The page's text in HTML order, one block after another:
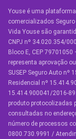
SEGUROS
Seguro Auto
Seguro Auto para
Seguro por Marcas
Seguro Residencial
Seguro de Vida
Manual de
Youse é uma
comercializados
Vida Youse são
CNPJ nº 34.020.354/
Bloco E, CEP
representa aprovação
SUSEP Seguro Auto nº
Residencial nº
15.414.900041/2016-
produto protocolizadas
consultadas no
número de processos
0800.730.9991 /